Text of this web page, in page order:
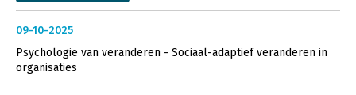
09-10-2025
Psychologie van veranderen - Sociaal-adaptief veranderen in
organisaties